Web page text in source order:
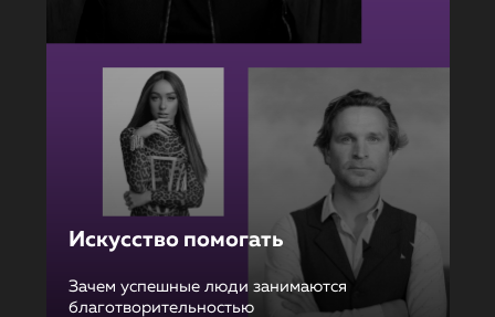
Искусство помогать
Зачем успешные люди занимаются
благотворительностью